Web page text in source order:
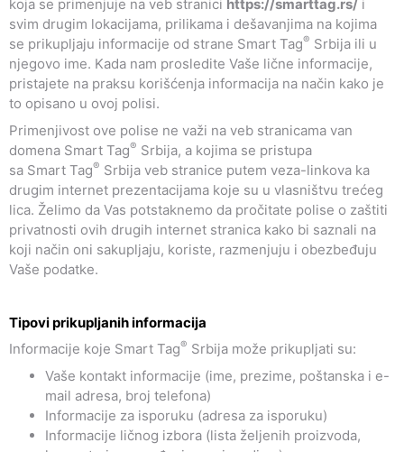
koja se primenjuje na veb stranici https://smarttag.rs/ i
svim drugim lokacijama, prilikama i dešavanjima na kojima
se prikupljaju informacije od strane Smart Tag® Srbija ili u
njegovo ime. Kada nam prosledite Vaše lične informacije,
pristajete na praksu korišćenja informacija na način kako je
to opisano u ovoj polisi.
Primenjivost ove polise ne važi na veb stranicama van
domena Smart Tag® Srbija, a kojima se pristupa
sa Smart Tag® Srbija veb stranice putem veza-linkova ka
drugim internet prezentacijama koje su u vlasništvu trećeg
lica. Želimo da Vas potstaknemo da pročitate polise o zaštiti
privatnosti ovih drugih internet stranica kako bi saznali na
koji način oni sakupljaju, koriste, razmenjuju i obezbeđuju
Vaše podatke.
Tipovi prikupljanih informacija
Informacije koje Smart Tag® Srbija može prikupljati su:
Vaše kontakt informacije (ime, prezime, poštanska i e-
mail adresa, broj telefona)
Informacije za isporuku (adresa za isporuku)
Informacije ličnog izbora (lista željenih proizvoda,